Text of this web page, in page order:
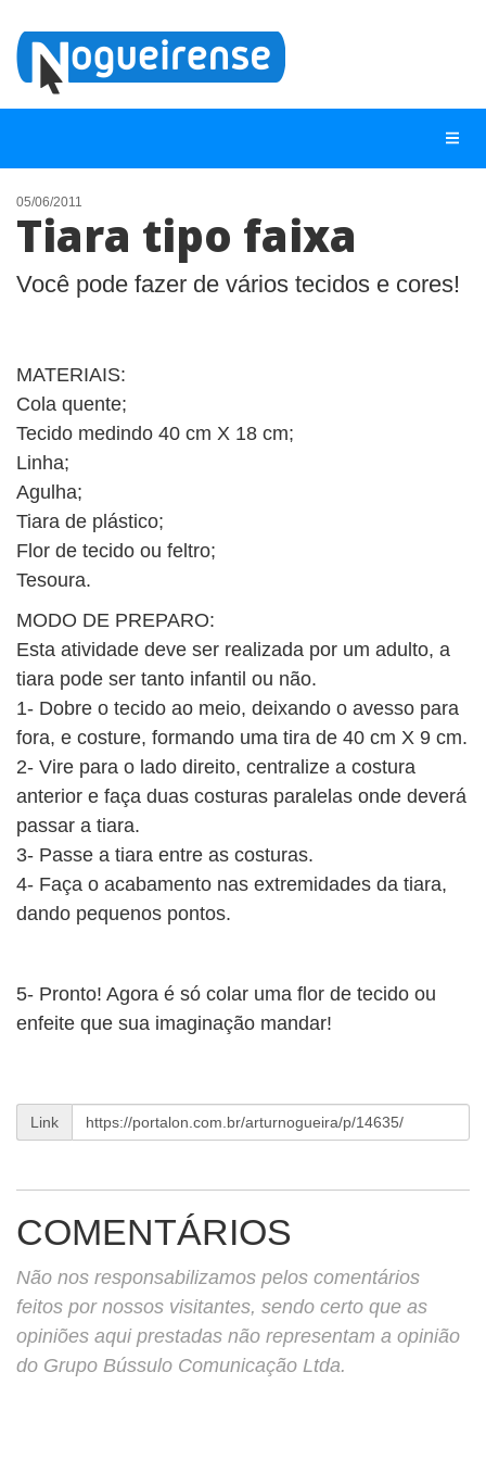
NOTÍCIAS
LISTA DIGITAL
CONTATO
ANUNCIE
05/06/2011
Tiara tipo faixa
Você pode fazer de vários tecidos e cores!
MATERIAIS:
Cola quente;
Tecido medindo 40 cm X 18 cm;
Linha;
Agulha;
Tiara de plástico;
Flor de tecido ou feltro;
Tesoura.
MODO DE PREPARO:
Esta atividade deve ser realizada por um adulto, a
tiara pode ser tanto infantil ou não.
1- Dobre o tecido ao meio, deixando o avesso para
fora, e costure, formando uma tira de 40 cm X 9 cm.
2- Vire para o lado direito, centralize a costura
anterior e faça duas costuras paralelas onde deverá
passar a tiara.
3- Passe a tiara entre as costuras.
4- Faça o acabamento nas extremidades da tiara,
dando pequenos pontos.
5- Pronto! Agora é só colar uma flor de tecido ou
enfeite que sua imaginação mandar!
Link
COMENTÁRIOS
Não nos responsabilizamos pelos comentários
feitos por nossos visitantes, sendo certo que as
opiniões aqui prestadas não representam a opinião
do Grupo Bússulo Comunicação Ltda.